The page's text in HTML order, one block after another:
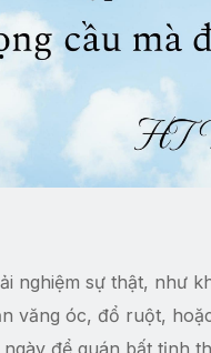
nghiệm sự thật, như
văng óc, đổ ruột,
để quán bất tịnh